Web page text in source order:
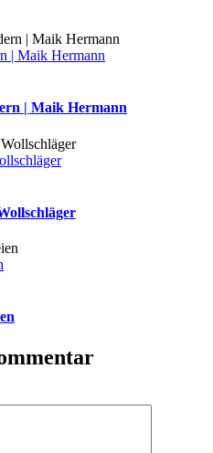
| Maik Hermann
| Maik Hermann